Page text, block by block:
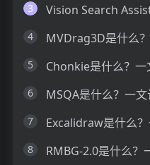
3
4
5
6
7
8